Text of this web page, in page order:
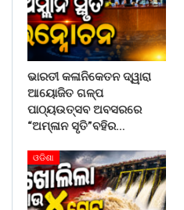
ଭାରତୀ କଳାନିକେତନ ଦ୍ୱାରା
ଆୟୋଜିତ ଗଳ୍ପ
ପାଠ୍ୟଉତ୍ସବ ଅବସରରେ
“ଅମ୍ଳାନ ସୃତି”ବହିର…
ଓଡିଶା